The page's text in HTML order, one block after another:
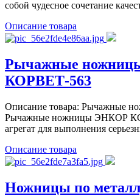
собой чудесное сочетание
Описание товара
Рычажные
КОРВЕТ-563
Описание товара: Рычажные
Рычажные ножницы ЭНКОР
агрегат для выполнения
Описание товара
Ножницы по